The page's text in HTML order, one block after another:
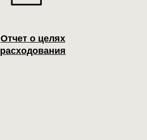
Отчет о целях
расходования